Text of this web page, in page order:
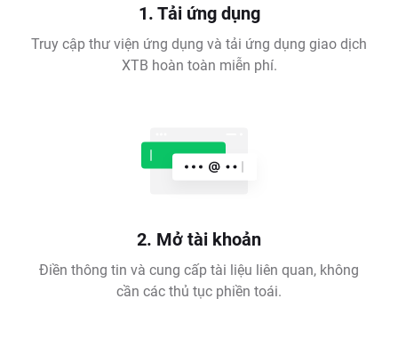
1. Tải ứng dụng
Truy cập thư viện ứng dụng và tải ứng dụng giao dịch
XTB hoàn toàn miễn phí.
2. Mở tài khoản
Điền thông tin và cung cấp tài liệu liên quan, không
cần các thủ tục phiền toái.